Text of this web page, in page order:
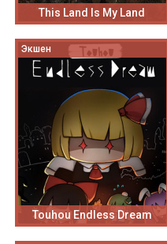
This Land Is My Land
Экшен
Touhou Endless Dream